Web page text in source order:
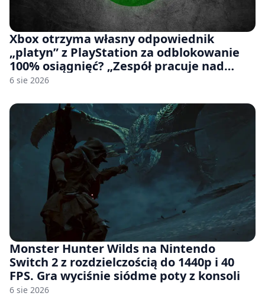
Xbox otrzyma własny odpowiednik
„platyn” z PlayStation za odblokowanie
100% osiągnięć? „Zespół pracuje nad
czymś, co ma się pojawić jeszcze w tym
6 sie 2026
Monster Hunter Wilds na Nintendo
Switch 2 z rozdzielczością do 1440p i 40
FPS. Gra wyciśnie siódme poty z konsoli
6 sie 2026